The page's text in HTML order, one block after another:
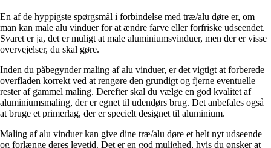
En af de hyppigste spørgsmål i forbindelse med træ/alu døre er, om
man kan male alu vinduer for at ændre farve eller forfriske udseendet.
Svaret er ja, det er muligt at male aluminiumsvinduer, men der er visse
overvejelser, du skal gøre.
Inden du påbegynder maling af alu vinduer, er det vigtigt at forberede
overfladen korrekt ved at rengøre den grundigt og fjerne eventuelle
rester af gammel maling. Derefter skal du vælge en god kvalitet af
aluminiumsmaling, der er egnet til udendørs brug. Det anbefales også
at bruge et primerlag, der er specielt designet til aluminium.
Maling af alu vinduer kan give dine træ/alu døre et helt nyt udseende
og forlænge deres levetid. Det er en god mulighed, hvis du ønsker at